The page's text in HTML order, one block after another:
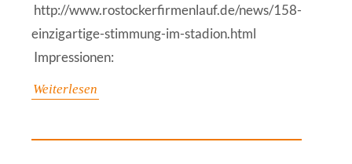
http://www.rostockerfirmenlauf.de/news/158-
einzigartige-stimmung-im-stadion.html
Impressionen:
Weiterlesen